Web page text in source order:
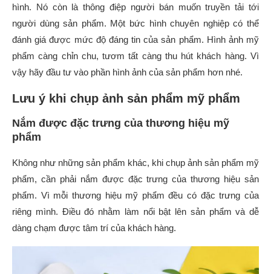
hình. Nó còn là thông điệp người bán muốn truyền tải tới
người dùng sản phẩm. Một bức hình chuyên nghiệp có thể
đánh giá được mức độ đáng tin của sản phẩm. Hình ảnh mỹ
phẩm càng chỉn chu, tươm tất càng thu hút khách hàng. Vì
vậy hãy đầu tư vào phần hình ảnh của sản phẩm hơn nhé.
Lưu ý khi chụp ảnh sản phẩm mỹ phẩm
Nắm được đặc trưng của thương hiệu mỹ
phẩm
Không như những sản phẩm khác, khi chụp ảnh sản phẩm mỹ
phẩm, cần phải nắm được đặc trưng của thương hiệu sản
phẩm. Vì mỗi thương hiệu mỹ phẩm đều có đặc trưng của
riêng mình. Điều đó nhằm làm nổi bật lên sản phẩm và dễ
dàng chạm được tâm trí của khách hàng.